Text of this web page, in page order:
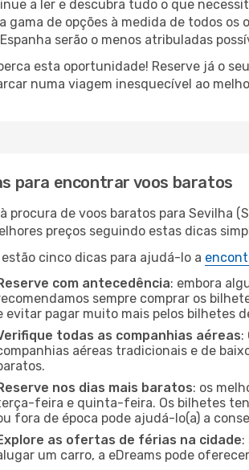
a ler e descubra tudo o que
gama de opções à medida de todos
serão o menos atribuladas
esta oportunidade! Reserve já o
numa viagem inesquecível ao
para encontrar voos baratos
procura de voos baratos para Sevilha
preços seguindo estas dicas
cinco dicas para ajudá-lo a
com antecedência: embora
sempre comprar os
evitar pagar muito mais pelos bilhetes
todas as companhias aéreas:
aéreas tradicionais e de
nos dias mais baratos: os
feira e quinta-feira. Os bilhetes
fora de época pode ajudá-lo(a) a
as ofertas de férias na cidade:
um carro, a eDreams pode